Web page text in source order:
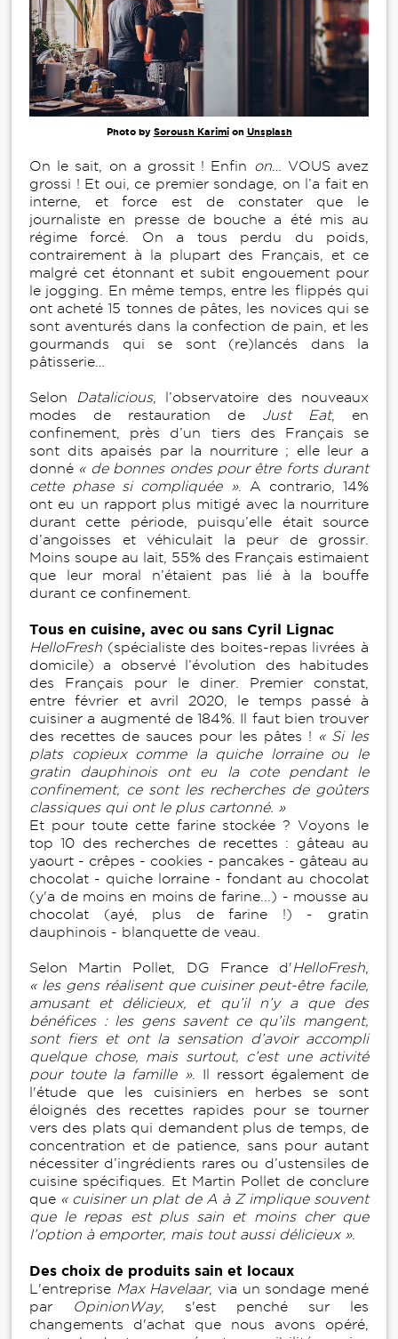
Photo by Soroush Karimion Unsplash
On le sait, on a grossit ! Enfin on… VOUS avez
grossi ! Et oui, ce premier sondage, on l’a fait en
interne, et force est de constater que le
journaliste en presse de bouche a été mis au
régime forcé. On a tous perdu du poids,
contrairement à la plupart des Français, et ce
malgré cet étonnant et subit engouement pour
le jogging. En même temps, entre les flippés qui
ont acheté 15 tonnes de pâtes, les novices qui se
sont aventurés dans la confection de pain, et les
gourmands qui se sont (re)lancés dans la
pâtisserie…
Selon Datalicious, l’observatoire des nouveaux
modes de restauration de Just Eat, en
confinement, près d’un tiers des Français se
sont dits apaisés par la nourriture ; elle leur a
donné « de bonnes ondes pour être forts durant
cette phase si compliquée ». A contrario, 14%
ont eu un rapport plus mitigé avec la nourriture
durant cette période, puisqu’elle était source
d’angoisses et véhiculait la peur de grossir.
Moins soupe au lait, 55% des Français estimaient
que leur moral n’étaient pas lié à la bouffe
durant ce confinement.
Tous en cuisine, avec ou sans Cyril Lignac
HelloFresh (spécialiste des boites-repas livrées à
domicile) a observé l’évolution des habitudes
des Français pour le diner. Premier constat,
entre février et avril 2020, le temps passé à
cuisiner a augmenté de 184%. Il faut bien trouver
des recettes de sauces pour les pâtes ! « Si les
plats copieux comme la quiche lorraine ou le
gratin dauphinois ont eu la cote pendant le
confinement, ce sont les recherches de goûters
classiques qui ont le plus cartonné. »
Et pour toute cette farine stockée ? Voyons le
top 10 des recherches de recettes : gâteau au
yaourt - crêpes - cookies - pancakes - gâteau au
chocolat - quiche lorraine - fondant au chocolat
(y'a de moins en moins de farine...) - mousse au
chocolat (ayé, plus de farine !) - gratin
dauphinois - blanquette de veau.
Selon Martin Pollet, DG France d'HelloFresh
« les gens réalisent que cuisiner peut-être facile,
amusant et délicieux, et qu’il n’y a que des
bénéfices : les gens savent ce qu’ils mangent,
sont fiers et ont la sensation d’avoir accompli
quelque chose, mais surtout, c’est une activité
pour toute la famille ». Il ressort également de
l'étude que les cuisiniers en herbes se sont
éloignés des recettes rapides pour se tourner
vers des plats qui demandent plus de temps, de
concentration et de patience, sans pour autant
nécessiter d’ingrédients rares ou d’ustensiles de
cuisine spécifiques. Et Martin Pollet de conclure
que « cuisiner un plat de A à Z implique souvent
que le repas est plus sain et moins cher que
l’option à emporter, mais tout aussi délicieux ».
Des choix de produits sain et locaux
L'entreprise Max Havelaar, via un sondage mené
par
OpinionWay, s'est penché sur les
changements d'achat que nous avons opéré,